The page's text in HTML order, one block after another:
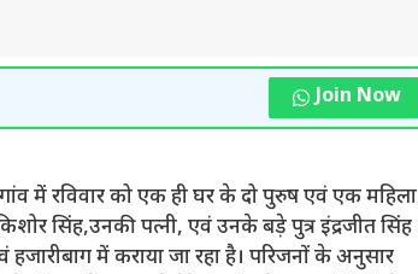
Join Now
में रविवार को एक ही घर के दो पुरुष एवं एक महिला
सिंह,उनकी पत्नी, एवं उनके बड़े पुत्र इंद्रजीत सिंह
हजारीबाग में कराया जा रहा है। परिजनों के अनुसार